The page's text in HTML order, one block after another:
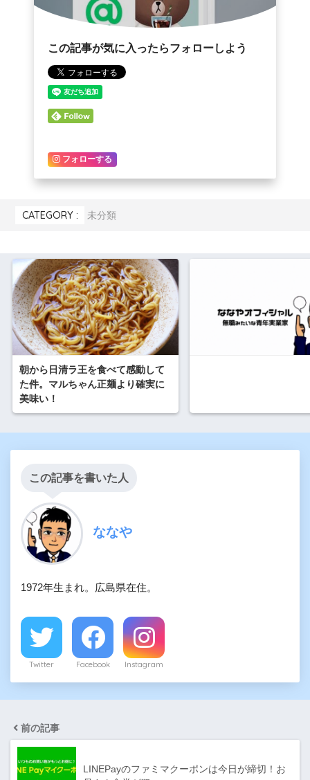
この記事が気に入ったらフォローしよう
フォローする
CATEGORY : 未分類
朝から日清ラ王を食べて感動して
た件。マルちゃん正麺より確実に
美味い！
この記事を書いた人
ななや
1972年生まれ。広島県在住。
Twitter Facebook Instagram
前の記事
LINEPayのファミマクーポンは今日が締切！お